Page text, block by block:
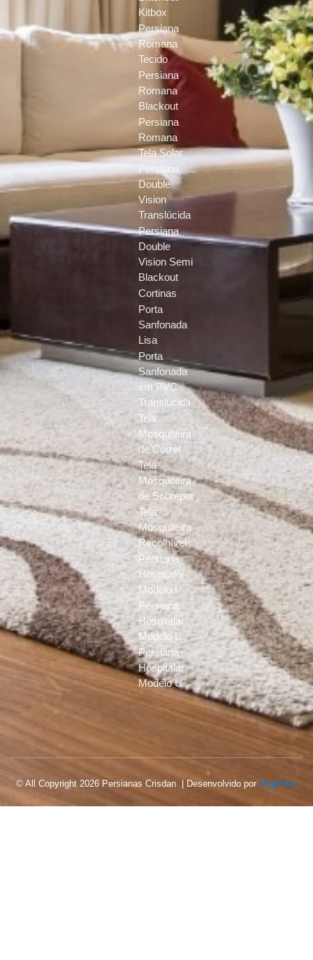
Kitbox
Persiana
Romana
Tecido
Persiana
Romana
Blackout
Persiana
Romana
Tela Solar
Persiana
Double
Vision
Translúcida
Persiana
Double
Vision Semi
Blackout
Cortinas
Porta
Sanfonada
Lisa
Porta
Sanfonada
em PVC
Translúcida
Tela
Mosquiteira
de Correr
Tela
Mosquiteira
de Sobrepor
Tela
Mosquiteira
Recolhível
Persiana
Hospitalar
Modelo I
Persiana
Hospitalar
Modelo L
Persiana
Hospitalar
Modelo U
© All Copyright 2026 Persianas Crisdan | Desenvolvido por DropFlow